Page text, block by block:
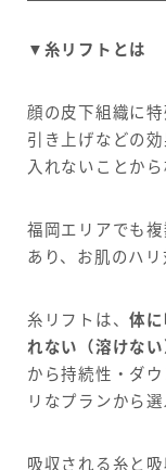
▼糸リフトとは
顔の皮下組織に
引き上げなどの
入れないことか
福岡エリアでも
あり、お肌のハリ
糸リフトは、体
れない（溶けな
から持続性・ダ
リなプランから
吸収される糸と